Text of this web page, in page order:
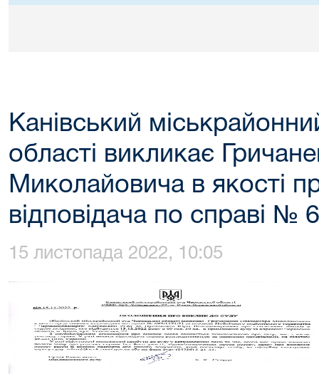
Канівський
області викликає
Миколайовича в якості
відповідача по справі №
15 листопада 2022, 10:05